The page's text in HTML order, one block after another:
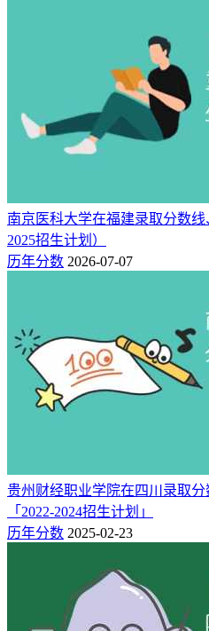
2025年华东交通大学在各省录
南京医科大学在福建录取分数
2025招生计划）
历年分数 2026-07-07
贵州财经职业学院在四川录取
「2022-2024招生计划」
历年分数 2025-02-23